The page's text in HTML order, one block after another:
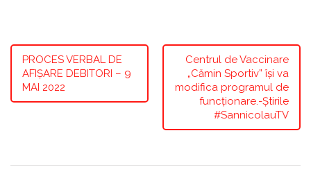
PROCES VERBAL DE
AFIȘARE DEBITORI – 9
MAI 2022
Centrul de Vaccinare
„Cămin Sportiv” își va
modifica programul de
funcționare.-Știrile
#SannicolauTV